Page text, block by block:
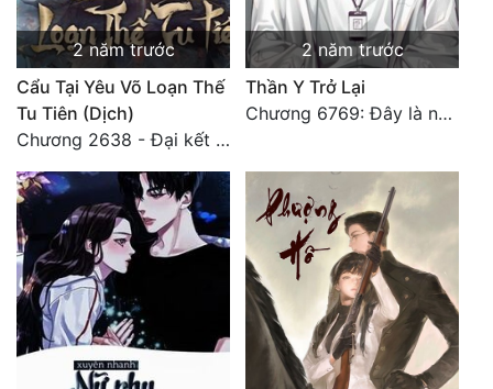
2 năm trước
Cẩu Tại Yêu Võ Loạn Thế
Tu Tiên (Dịch)
Chương 2638 - Đại kết cục (3)
2 năm trước
Thần Y Trở Lại
Chương 6769: Đây là nơi nào?